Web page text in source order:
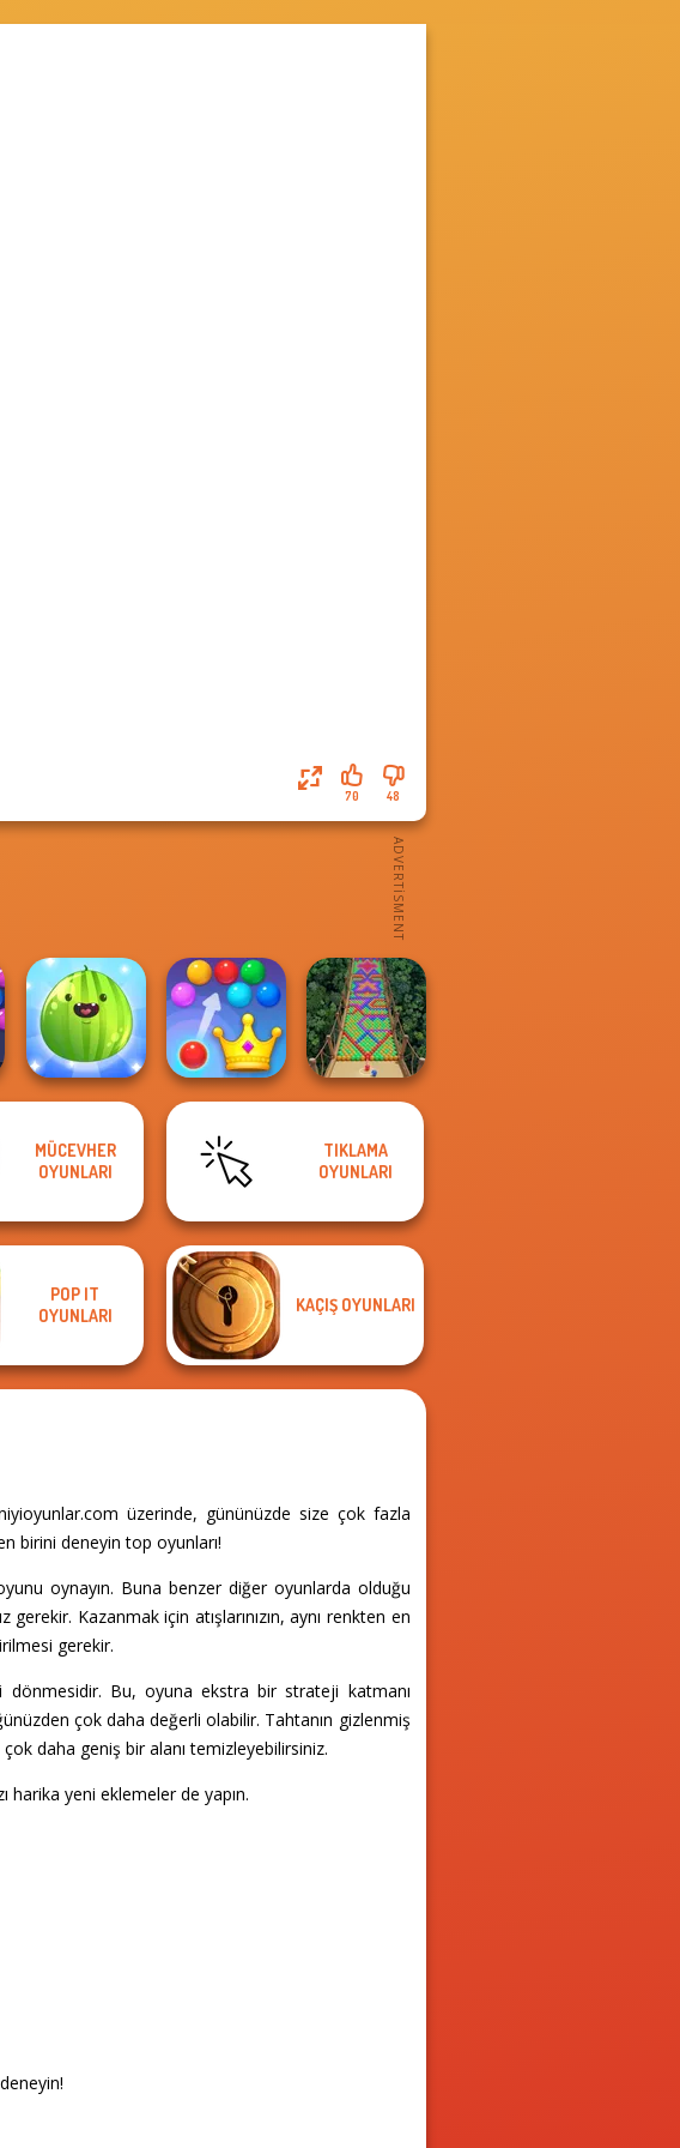
48
70
Put The Fruit
Together
Royal Bubble
Blast
Bubble Fall
MÜCEVHER
OYUNLARI
TIKLAMA
OYUNLARI
POP IT
OYUNLARI
KAÇIŞ OYUNLARI
üzerinde, gününüzde size çok fazla
birini deneyin top oyunları!
oynayın. Buna benzer diğer oyunlarda olduğu
Kazanmak için atışlarınızın, aynı renkten en
gerekir.
dönmesidir. Bu, oyuna ekstra bir strateji katmanı
çok daha değerli olabilir. Tahtanın gizlenmiş
çok daha geniş bir alanı temizleyebilirsiniz.
harika yeni eklemeler de yapın.